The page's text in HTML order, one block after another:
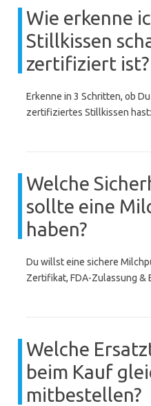
Wie erkenne
Stillkissen
zertifiziert ist?
Erkenne in 3 Schritten, ob
zertifiziertes Stillkissen
Welche
sollte eine
haben?
Du willst eine sichere
Zertifikat, FDA-Zulassung &
Welche
beim Kauf
mitbestellen?